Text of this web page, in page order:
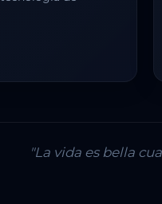
"La vida es bella